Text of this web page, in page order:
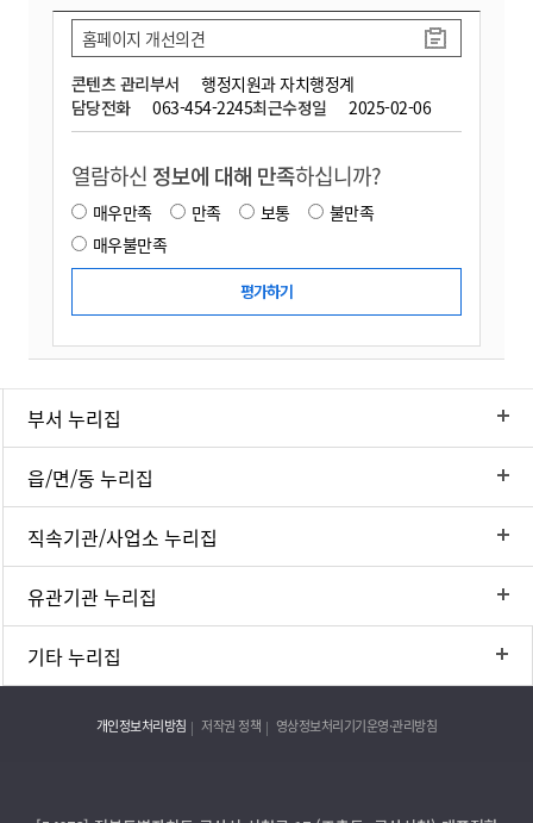
콘텐츠 관리부서
행정지원과 자치행정계
담당전화
063-454-2245최근수정일 2025-02-06
홈페이지 개선의견
열람하신 정보에 대해 만족하십니까?
매우만족 만족 보통
불만족
매우불만족
부서 누리집
읍/면/동 누리집
직속기관/사업소 누리집
유관기관 누리집
기타 누리집
개인정보처리방침 저작권 정책 영상정보처리기기운영·관리방침